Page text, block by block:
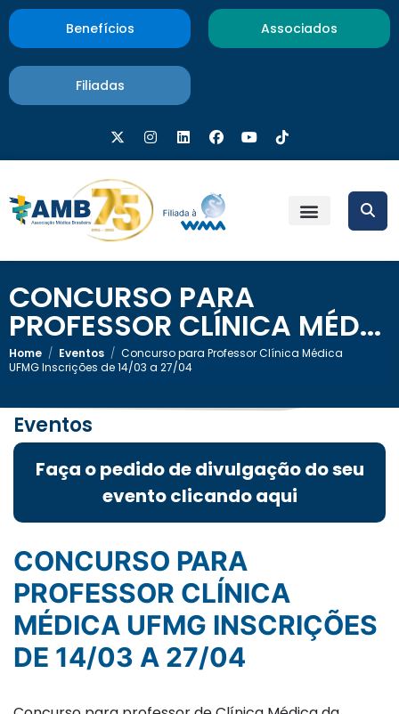
Benefícios Associados
Filiadas
CONCURSO PARA
PROFESSOR CLÍNICA MÉD...
Home / Eventos / Concurso para Professor Clínica Médica
UFMG Inscrições de 14/03 a 27/04
Eventos
Faça o pedido de divulgação do seu
evento clicando aqui
CONCURSO PARA
PROFESSOR CLÍNICA
MÉDICA UFMG INSCRIÇÕES
DE 14/03 A 27/04